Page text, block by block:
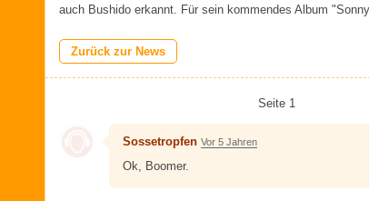
auch Bushido erkannt. Für sein kommendes Album
Zurück zur News
Seite 1
Sossetropfen Vor 5 Jahren
Ok, Boomer.